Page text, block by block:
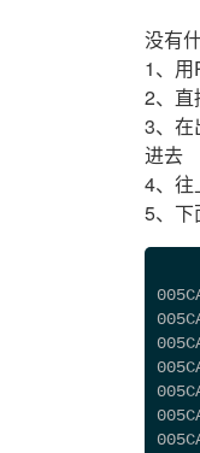
没有
1、
2、直
3、在
进去
4、往
5、下